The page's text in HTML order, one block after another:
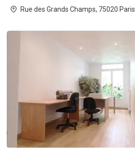
Rue des Grands Champs, 75020 Paris